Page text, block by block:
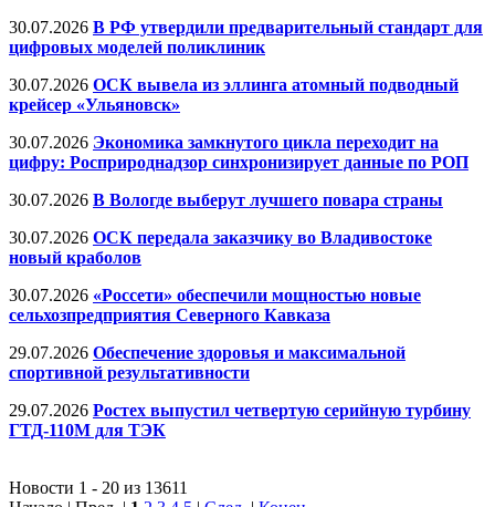
30.07.2026 В РФ утвердили предварительный стандарт для
цифровых моделей поликлиник
30.07.2026 ОСК вывела из эллинга атомный подводный
крейсер «Ульяновск»
30.07.2026 Экономика замкнутого цикла переходит на
цифру: Росприроднадзор синхронизирует данные по РОП
30.07.2026 В Вологде выберут лучшего повара страны
30.07.2026 ОСК передала заказчику во Владивостоке
новый краболов
30.07.2026 «Россети» обеспечили мощностью новые
сельхозпредприятия Северного Кавказа
29.07.2026 Обеспечение здоровья и максимальной
спортивной результативности
29.07.2026 Ростех выпустил четвертую серийную турбину
ГТД-110М для ТЭК
Новости 1 - 20 из 13611